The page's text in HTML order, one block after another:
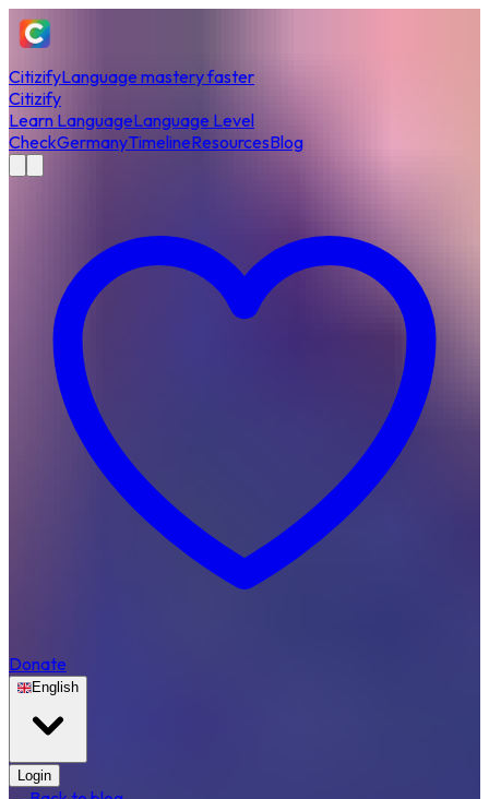
CitizifyLanguage mastery faster
Citizify
Learn LanguageLanguage Level
CheckGermanyTimelineResourcesBlog
Donate
English
Login